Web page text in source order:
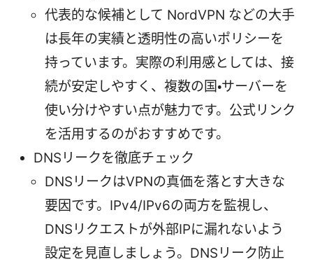
代表的な候補として NordVPN などの大手
は長年の実績と透明性の高いポリシーを
持っています。実際の利用感としては、接
続が安定しやすく、複数の国・サーバーを
使い分けやすい点が魅力です。公式リンク
を活用するのがおすすめです。
DNSリークを徹底チェック
DNSリークはVPNの真価を落とす大きな
要因です。IPv4/IPv6の両方を監視し、
DNSリクエストが外部IPに漏れないよう
設定を見直しましょう。DNSリーク防止